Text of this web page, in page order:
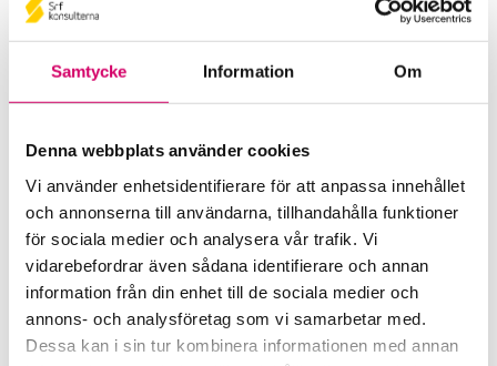
Samtycke Information Om
Denna webbplats använder cookies
Vi använder enhetsidentifierare för att anpassa innehållet
och annonserna till användarna, tillhandahålla funktioner
för sociala medier och analysera vår trafik. Vi
vidarebefordrar även sådana identifierare och annan
information från din enhet till de sociala medier och
annons- och analysföretag som vi samarbetar med.
Dessa kan i sin tur kombinera informationen med annan
SBS Ekonomibyrå AB
Srf Auktoriserade konsulter
Michael Andersson
Auktoriserad Redovisningskonsult
Skicka e-post
040-10 78 70